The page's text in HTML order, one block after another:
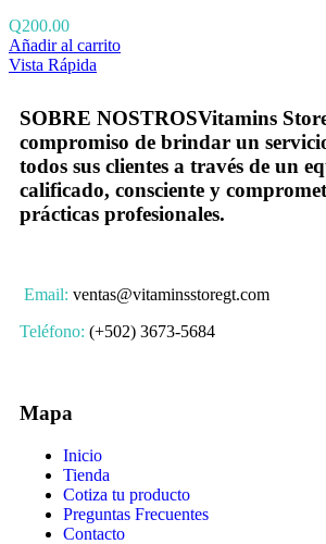
Q200.00
Añadir al carrito
Vista Rápida
SOBRE NOSTROSVitamins
compromiso de brindar un
todos sus clientes a través de un
calificado, consciente y
prácticas profesionales.
Email: ventas@vitaminsstoregt.com
Teléfono: (+502) 3673-5684
Mapa
Inicio
Tienda
Cotiza tu producto
Preguntas Frecuentes
Contacto